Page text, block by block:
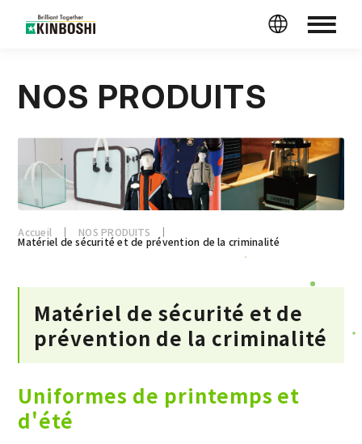
NOS PRODUITS
Accueil NOS PRODUITS
Matériel de sécurité et de prévention de la criminalité
Matériel de sécurité et de
prévention de la criminalité
Uniformes de printemps et
d'été